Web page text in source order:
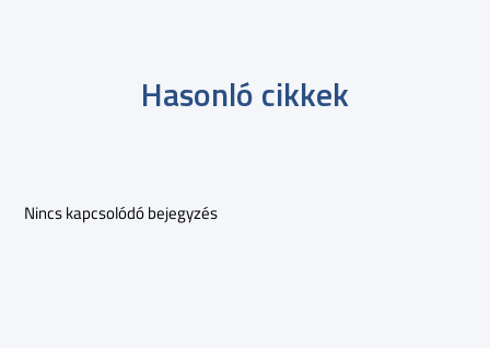
Hasonló cikkek
Nincs kapcsolódó bejegyzés